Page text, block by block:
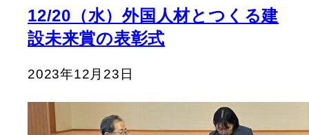
12/20（水）外国人材とつくる建
設未来賞の表彰式
2023年12月23日